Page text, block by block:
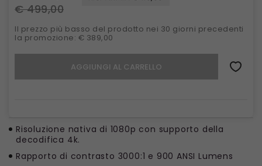
€ 499,00
Il prezzo più basso del prodotto nei 30 giorni precedenti
la promozione: € 389,00
AGGIUNGI AL CARRELLO
Risoluzione nativa di 1080p con supporto della
decodifica 4k.
Rapporto di contrasto 3000:1 e 900 ANSI Lumens